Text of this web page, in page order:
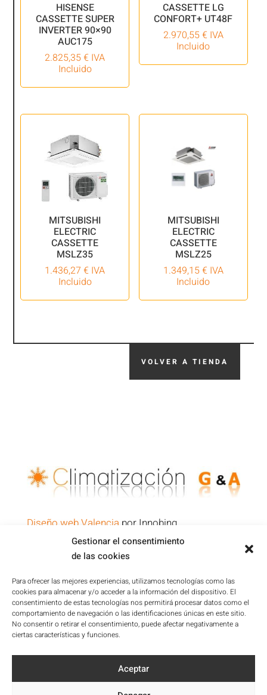
Gestionar el consentimiento
de las cookies
Para ofrecer las mejores experiencias, utilizamos tecnologías como las
cookies para almacenar y/o acceder a la información del dispositivo. El
consentimiento de estas tecnologías nos permitirá procesar datos como el
comportamiento de navegación o las identificaciones únicas en este sitio.
No consentir o retirar el consentimiento, puede afectar negativamente a
ciertas características y funciones.
Aceptar
HISENSE
CASSETTE SUPER
INVERTER 90×90
AUC175
2.825,35€ IVA
Incluido
CASSETTE LG
CONFORT+ UT48F
2.970,55€ IVA
Incluido
MITSUBISHI
ELECTRIC
CASSETTE
MSLZ35
1.436,27€ IVA
Incluido
MITSUBISHI
ELECTRIC
CASSETTE
MSLZ25
1.349,15€ IVA
Incluido
VOLVER A TIENDA
Diseño web Valencia por Innobing
Aviso Legal
Condiciones de la Plataforma
Política de cookies
Accesibilidad